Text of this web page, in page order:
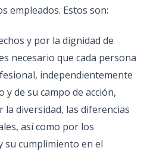
empleados. Estos son:
y por la dignidad de
necesario que cada persona
independientemente
y de su campo de acción,
diversidad, las diferencias
así como por los
su cumplimiento en el